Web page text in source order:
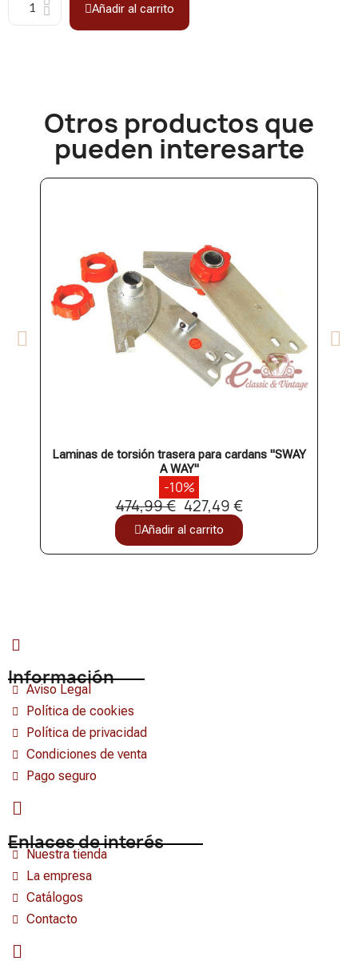
Añadir al carrito
Otros productos que
pueden interesarte​
Laminas de torsión trasera para cardans "SWAY
A WAY"
-10%
474,99 € 427,49 €
Añadir al carrito
Información
Aviso Legal
Política de cookies
Política de privacidad
Condiciones de venta
Pago seguro
Enlaces de interés
Nuestra tienda
La empresa
Catálogos
Contacto